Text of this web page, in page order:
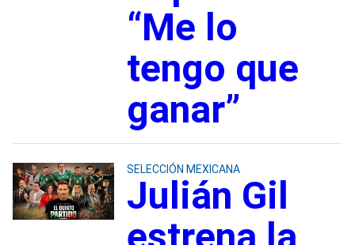
“Me lo
tengo que
ganar”
SELECCIÓN MEXICANA
Julián Gil